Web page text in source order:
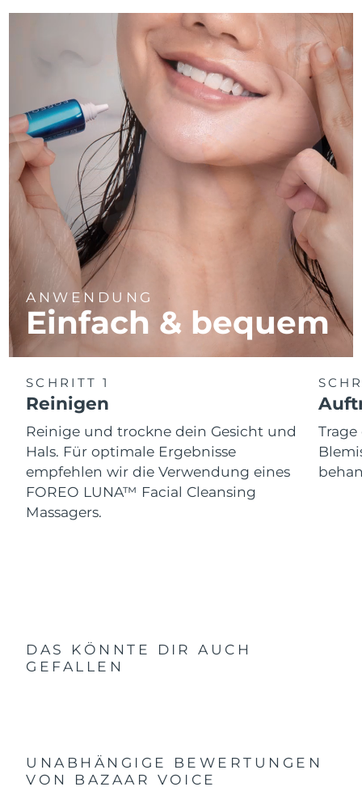
ANWENDUNG
Einfach & bequem
SCHRITT 1
Reinigen
Reinige und trockne dein Gesicht und
Hals. Für optimale Ergebnisse
empfehlen wir die Verwendung eines
FOREO LUNA™ Facial Cleansing
Massagers.
Trage
DAS KÖNNTE DIR AUCH
GEFALLEN
UNABHÄNGIGE BEWERTUNGEN
VON BAZAAR VOICE